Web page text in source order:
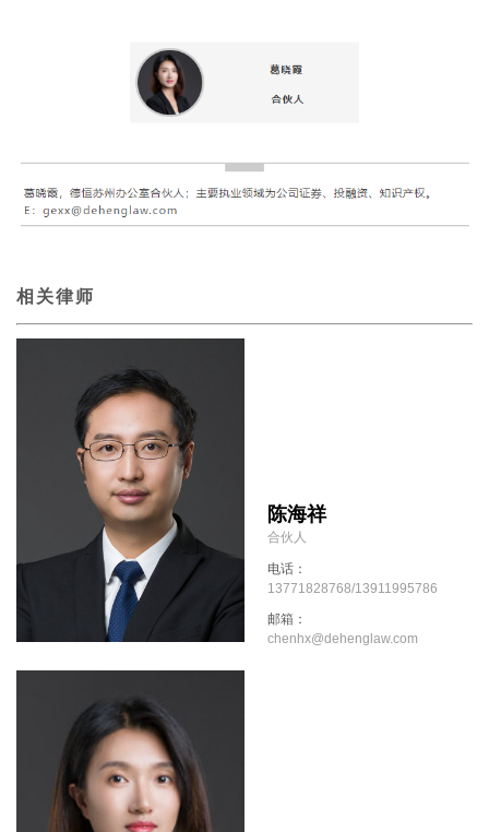
相关律师
陈海祥
合伙人
电话：
13771828768/13911995786
邮箱：
chenhx@dehenglaw.com